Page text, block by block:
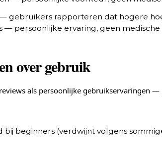
gebruikers rapporteren dat hogere
— persoonlijke ervaring, geen
over gebruik
als persoonlijke gebruikservaringen —
bij beginners (verdwijnt volgens